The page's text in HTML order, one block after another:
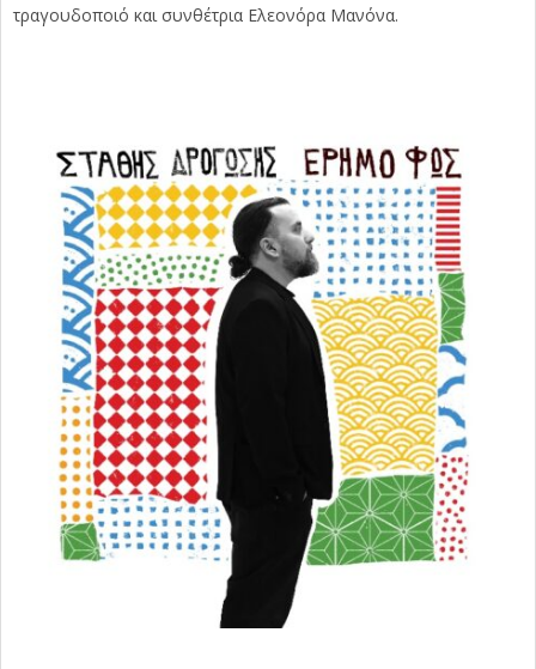
τραγουδοποιό και συνθέτρια Ελεονόρα Μανόνα.